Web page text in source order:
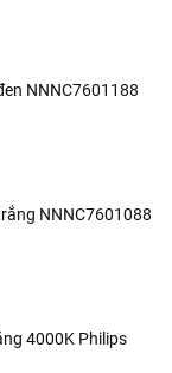
NNNC7601188
NNNC7601088
4000K Philips